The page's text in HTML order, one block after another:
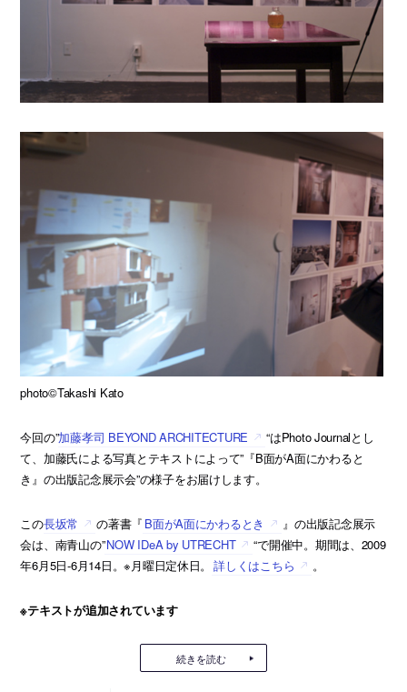
photo©Takashi Kato
今回の”加藤孝司 BEYOND ARCHITECTURE
“はPhoto Journalとし
て、加藤氏による写真とテキストによって”『B面がA面にかわると
き』の出版記念展示会”の様子をお届けします。
この長坂常 の著書『 B面がA面にかわるとき
』の出版記念展示
会は、南青山の”NOW IDeA by UTRECHT
“で開催中。期間は、2009
年6月5日-6月14日。※月曜日定休日。 詳しくはこちら 。
※テキストが追加されています
続きを読む